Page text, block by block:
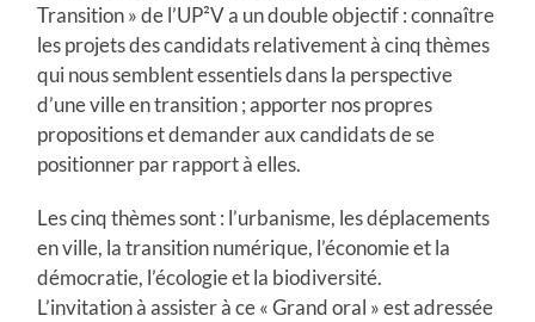
Transition » de l’UP²V a un double objectif : connaître
les projets des candidats relativement à cinq thèmes
qui nous semblent essentiels dans la perspective
d’une ville en transition ; apporter nos propres
propositions et demander aux candidats de se
positionner par rapport à elles.
Les cinq thèmes sont : l’urbanisme, les déplacements
en ville, la transition numérique, l’économie et la
démocratie, l’écologie et la biodiversité.
L’invitation à assister à ce « Grand oral » est adressée